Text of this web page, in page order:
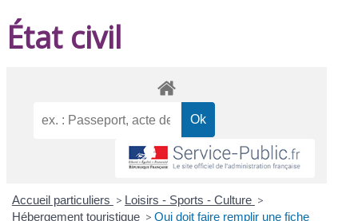
État civil
Accueil particuliers > Loisirs - Sports - Culture >
Hébergement touristique > Qui doit faire remplir une fiche